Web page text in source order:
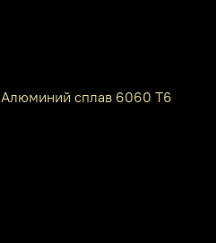
Алюминий сплав 6060 Т6